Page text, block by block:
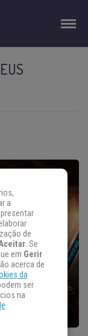
a
de
. Se
em Gerir
acerca de
da
ser
na
.